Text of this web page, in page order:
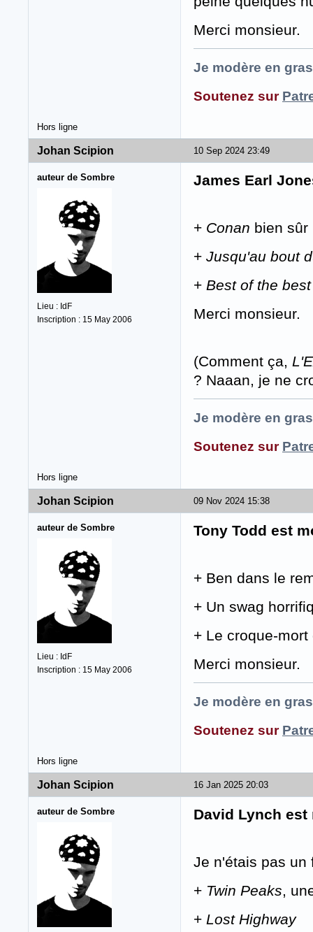
Merci monsieur.
Je modère en
Soutenez sur
Hors ligne
10 Sep 2024 23:49
Johan Scipion
auteur de Sombre
Lieu : IdF
Inscription : 15 May 2006
James Earl
+ Conan bien sûr
+ Jusqu'au bout
+ Best of the best
Merci monsieur.
(Comment ça,
? Naaan, je ne
Je modère en
Soutenez sur
Hors ligne
09 Nov 2024 15:38
Johan Scipion
auteur de Sombre
Lieu : IdF
Inscription : 15 May 2006
Tony Todd est
+ Ben dans le
+ Un swag
+ Le croque-
Merci monsieur.
Je modère en
Soutenez sur
Hors ligne
16 Jan 2025 20:03
Johan Scipion
auteur de Sombre David Lynch est
Je n'étais pas un
+ Twin Peaks ,
+ Lost Highway